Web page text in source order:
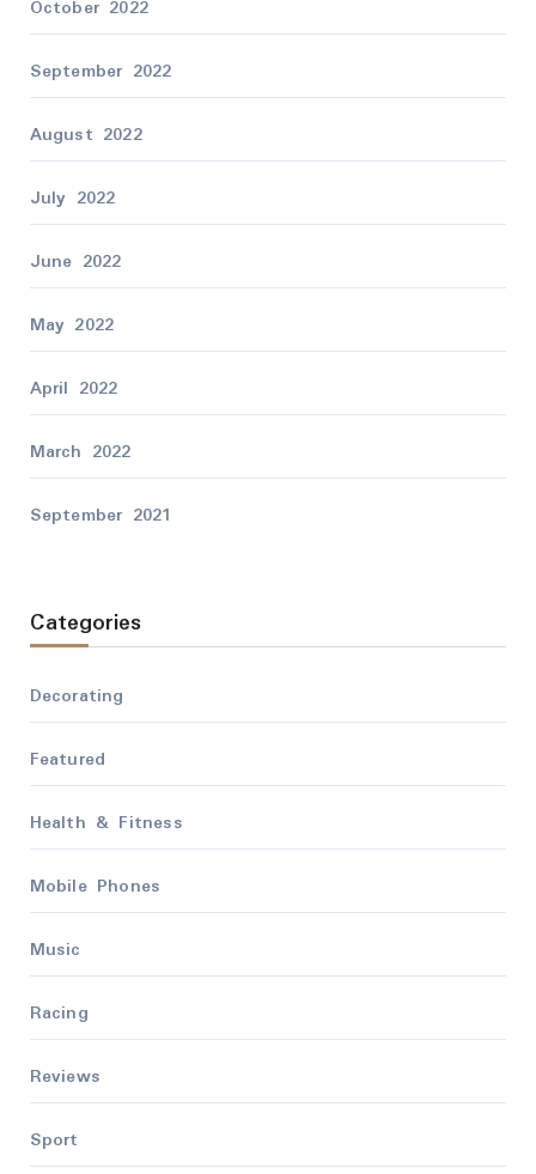
October 2022
September 2022
August 2022
July 2022
June 2022
May 2022
April 2022
March 2022
September 2021
Categories
Decorating
Featured
Health & Fitness
Mobile Phones
Music
Racing
Reviews
Sport